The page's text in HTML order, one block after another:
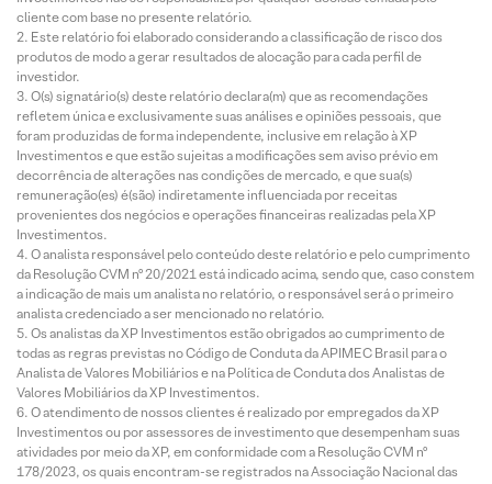
cliente com base no presente relatório.
Este relatório foi elaborado considerando a classificação de risco dos
produtos de modo a gerar resultados de alocação para cada perfil de
investidor.
O(s) signatário(s) deste relatório declara(m) que as recomendações
refletem única e exclusivamente suas análises e opiniões pessoais, que
foram produzidas de forma independente, inclusive em relação à XP
Investimentos e que estão sujeitas a modificações sem aviso prévio em
decorrência de alterações nas condições de mercado, e que sua(s)
remuneração(es) é(são) indiretamente influenciada por receitas
provenientes dos negócios e operações financeiras realizadas pela XP
Investimentos.
O analista responsável pelo conteúdo deste relatório e pelo cumprimento
da Resolução CVM nº 20/2021 está indicado acima, sendo que, caso constem
a indicação de mais um analista no relatório, o responsável será o primeiro
analista credenciado a ser mencionado no relatório.
Os analistas da XP Investimentos estão obrigados ao cumprimento de
todas as regras previstas no Código de Conduta da APIMEC Brasil para o
Analista de Valores Mobiliários e na Política de Conduta dos Analistas de
Valores Mobiliários da XP Investimentos.
O atendimento de nossos clientes é realizado por empregados da XP
Investimentos ou por assessores de investimento que desempenham suas
atividades por meio da XP, em conformidade com a Resolução CVM nº
178/2023, os quais encontram-se registrados na Associação Nacional das